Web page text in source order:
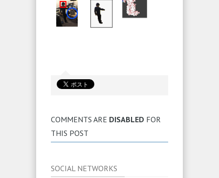
COMMENTS ARE DISABLED FOR
THIS POST
SOCIAL NETWORKS